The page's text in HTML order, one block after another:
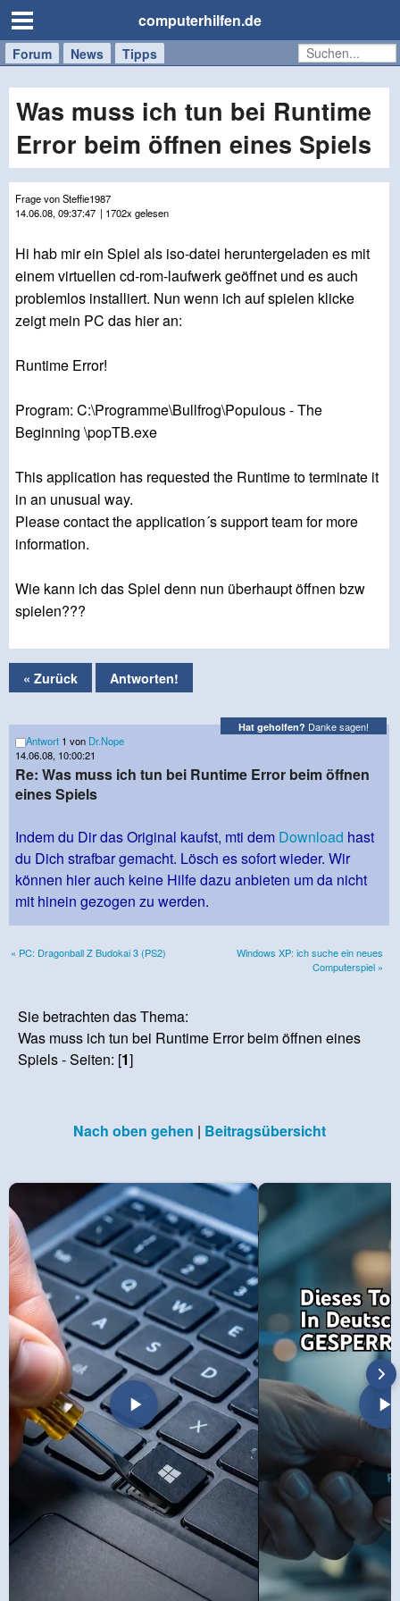
computerhilfen.de
Forum News Tipps
Handy
Tablet
Windows
Mac
Was muss ich tun bei Runtime
Error beim öffnen eines Spiels
Frage von Steffie1987
14.06.08, 09:37:47 | 1702x gelesen
Hi hab mir ein Spiel als iso-datei heruntergeladen es mit
einem virtuellen cd-rom-laufwerk geöffnet und es auch
problemlos installiert. Nun wenn ich auf spielen klicke
zeigt mein PC das hier an:
Runtime Error!
Program: C:\Programme\Bullfrog\Populous - The
Beginning \popTB.exe
This application has requested the Runtime to terminate it
in an unusual way.
Please contact the application´s support team for more
information.
Wie kann ich das Spiel denn nun überhaupt öffnen bzw
spielen???
« Zurück Antworten!
Hat geholfen? Danke sagen!
Antwort 1 von Dr.Nope
14.06.08, 10:00:21
Re: Was muss ich tun bei Runtime Error beim öffnen
eines Spiels
Indem du Dir das Original kaufst, mti dem Download hast
du Dich strafbar gemacht. Lösch es sofort wieder. Wir
können hier auch keine Hilfe dazu anbieten um da nicht
mit hinein gezogen zu werden.
« PC: Dragonball Z Budokai 3 (PS2)
Windows XP: ich suche ein neues
Computerspiel »
Sie betrachten das Thema:
Was muss ich tun bei Runtime Error beim öffnen eines
Spiels - Seiten: [1]
Nach oben gehen | Beitragsübersicht